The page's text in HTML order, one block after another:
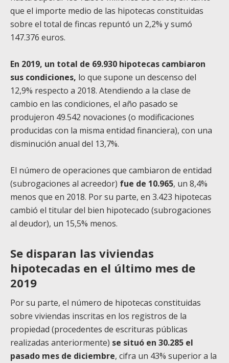
que el importe medio de las hipotecas constituidas
sobre el total de fincas repuntó un 2,2% y sumó
147.376 euros.
En 2019, un total de 69.930 hipotecas cambiaron
sus condiciones, lo que supone un descenso del
12,9% respecto a 2018. Atendiendo a la clase de
cambio en las condiciones, el año pasado se
produjeron 49.542 novaciones (o modificaciones
producidas con la misma entidad financiera), con una
disminución anual del 13,7%.
El número de operaciones que cambiaron de entidad
(subrogaciones al acreedor) fue de 10.965, un 8,4%
menos que en 2018. Por su parte, en 3.423 hipotecas
cambió el titular del bien hipotecado (subrogaciones
al deudor), un 15,5% menos.
Se disparan las viviendas
hipotecadas en el último mes de
2019
Por su parte, el número de hipotecas constituidas
sobre viviendas inscritas en los registros de la
propiedad (procedentes de escrituras públicas
realizadas anteriormente) se situó en 30.285 el
pasado mes de diciembre, cifra un 43% superior a la